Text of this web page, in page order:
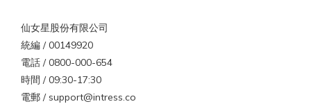
仙女星股份有限公司
統編 / 00149920
電話 / 0800-000-654
時間 / 09:30-17:30
電郵 / support@intress.co